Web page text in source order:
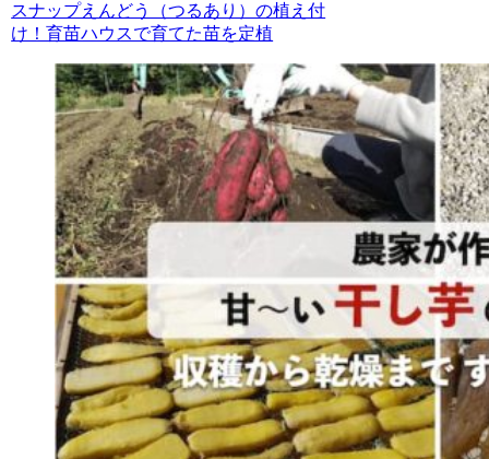
スナップえんどう（つるあり）の植え付
け！育苗ハウスで育てた苗を定植